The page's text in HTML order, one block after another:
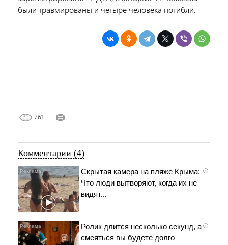
были травмированы и четыре человека погибли.
761
Комментарии (4)
i
Скрытая камера на пляже Крыма:
Что люди вытворяют, когда их не
видят...
i
Ролик длится несколько секунд, а
смеяться вы будете долго